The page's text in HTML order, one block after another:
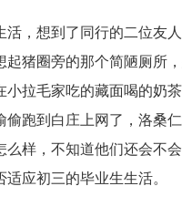
，想到了同行的二位友
猪圈旁的那个简陋厕所
拉毛家吃的藏面喝的奶
跑到白庄上网了，洛桑
样，不知道他们还会不
应初三的毕业生生活。